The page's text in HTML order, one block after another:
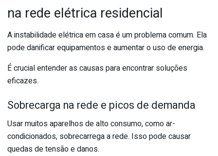
na rede elétrica residencial
A instabilidade elétrica em casa é um problema comum. Ela
pode danificar equipamentos e aumentar o uso de energia.
É crucial entender as causas para encontrar soluções
eficazes.
Sobrecarga na rede e picos de demanda
Usar muitos aparelhos de alto consumo, como ar-
condicionados, sobrecarrega a rede. Isso pode causar
quedas de tensão e danos.